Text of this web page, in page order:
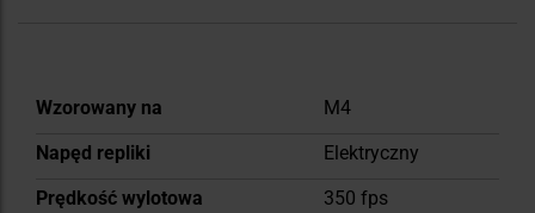
Więcej
Wzorowany na
M4
Napęd repliki
Elektryczny
Prędkość wylotowa
350 fps